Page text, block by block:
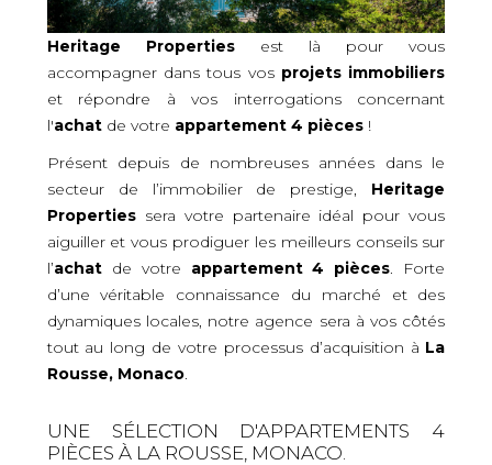
Heritage Propertiesest là pour vous
accompagner dans tous vos projets immobiliers
et répondre à vos interrogations concernant
l'achatde votre appartement 4 pièces !
Présent depuis de nombreuses années dans le
secteur de l’immobilier de prestige, Heritage
Propertiessera votre partenaire idéal pour vous
aiguiller et vous prodiguer les meilleurs conseils sur
l’achatde votre appartement 4 pièces . Forte
d’une véritable connaissance du marché et des
dynamiques locales, notre agence sera à vos côtés
tout au long de votre processus d’acquisition à La
Rousse, Monaco.
UNE SÉLECTION D'APPARTEMENTS 4
PIÈCES À LA ROUSSE, MONACO.